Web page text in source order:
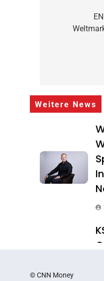
Weitere News
© CNN Money